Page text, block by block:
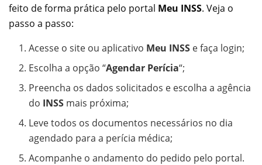
feito de forma prática pelo portal Meu INSS. Veja o
passo a passo:
Acesse o site ou aplicativo Meu INSS e faça login;
Escolha a opção “Agendar Perícia“;
Preencha os dados solicitados e escolha a agência
do INSS mais próxima;
Leve todos os documentos necessários no dia
agendado para a perícia médica;
Acompanhe o andamento do pedido pelo portal.